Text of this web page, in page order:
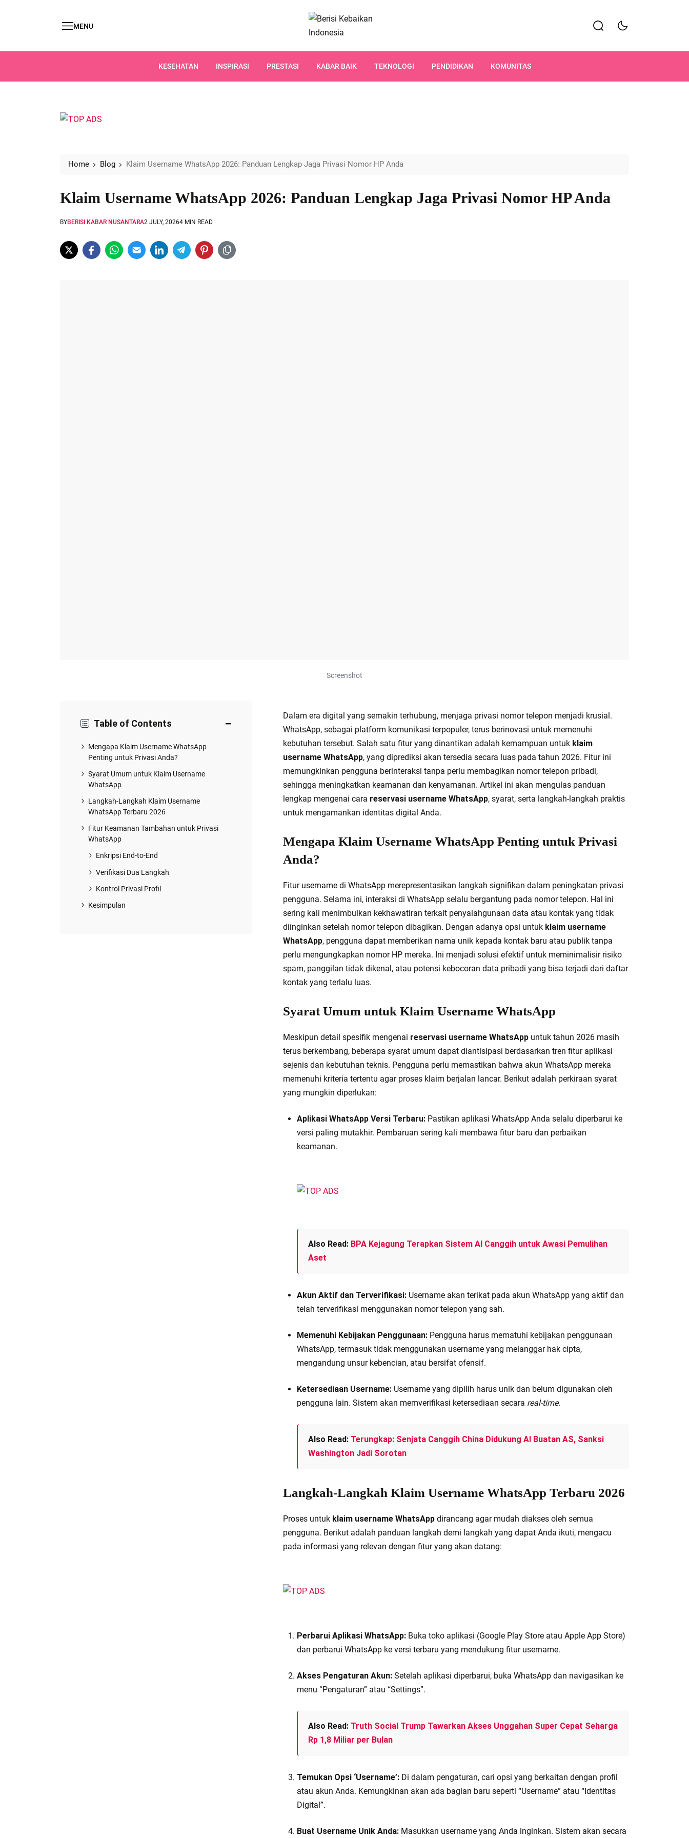
MENU
KESEHATAN INSPIRASI PRESTASI KABAR BAIK TEKNOLOGI PENDIDIKAN KOMUNITAS
Home Blog Klaim Username WhatsApp 2026: Panduan Lengkap Jaga Privasi Nomor HP Anda
Klaim Username WhatsApp 2026: Panduan Lengkap Jaga Privasi Nomor HP Anda
BYBERISI KABAR NUSANTARA2 JULY, 20264 MIN READ
Screenshot
Table of Contents −
Mengapa Klaim Username WhatsApp
Penting untuk Privasi Anda?
Syarat Umum untuk Klaim Username
WhatsApp
Langkah-Langkah Klaim Username
WhatsApp Terbaru 2026
Fitur Keamanan Tambahan untuk Privasi
WhatsApp
Enkripsi End-to-End
Verifikasi Dua Langkah
Kontrol Privasi Profil
Kesimpulan
Dalam era digital yang semakin terhubung, menjaga privasi nomor telepon menjadi krusial.
WhatsApp, sebagai platform komunikasi terpopuler, terus berinovasi untuk memenuhi
kebutuhan tersebut. Salah satu fitur yang dinantikan adalah kemampuan untuk klaim
username WhatsApp, yang diprediksi akan tersedia secara luas pada tahun 2026. Fitur ini
memungkinkan pengguna berinteraksi tanpa perlu membagikan nomor telepon pribadi,
sehingga meningkatkan keamanan dan kenyamanan. Artikel ini akan mengulas panduan
lengkap mengenai cara reservasi username WhatsApp, syarat, serta langkah-langkah praktis
untuk mengamankan identitas digital Anda.
Mengapa Klaim Username WhatsApp Penting untuk Privasi
Anda?
Fitur username di WhatsApp merepresentasikan langkah signifikan dalam peningkatan privasi
pengguna. Selama ini, interaksi di WhatsApp selalu bergantung pada nomor telepon. Hal ini
sering kali menimbulkan kekhawatiran terkait penyalahgunaan data atau kontak yang tidak
diinginkan setelah nomor telepon dibagikan. Dengan adanya opsi untuk klaim username
WhatsApp, pengguna dapat memberikan nama unik kepada kontak baru atau publik tanpa
perlu mengungkapkan nomor HP mereka. Ini menjadi solusi efektif untuk meminimalisir risiko
spam, panggilan tidak dikenal, atau potensi kebocoran data pribadi yang bisa terjadi dari daftar
kontak yang terlalu luas.
Syarat Umum untuk Klaim Username WhatsApp
Meskipun detail spesifik mengenai reservasi username WhatsApp untuk tahun 2026 masih
terus berkembang, beberapa syarat umum dapat diantisipasi berdasarkan tren fitur aplikasi
sejenis dan kebutuhan teknis. Pengguna perlu memastikan bahwa akun WhatsApp mereka
memenuhi kriteria tertentu agar proses klaim berjalan lancar. Berikut adalah perkiraan syarat
yang mungkin diperlukan:
Aplikasi WhatsApp Versi Terbaru: Pastikan aplikasi WhatsApp Anda selalu diperbarui ke
versi paling mutakhir. Pembaruan sering kali membawa fitur baru dan perbaikan
keamanan.
Also Read: BPA Kejagung Terapkan Sistem AI Canggih untuk Awasi Pemulihan
Aset
Akun Aktif dan Terverifikasi: Username akan terikat pada akun WhatsApp yang aktif dan
telah terverifikasi menggunakan nomor telepon yang sah.
Memenuhi Kebijakan Penggunaan: Pengguna harus mematuhi kebijakan penggunaan
WhatsApp, termasuk tidak menggunakan username yang melanggar hak cipta,
mengandung unsur kebencian, atau bersifat ofensif.
Ketersediaan Username: Username yang dipilih harus unik dan belum digunakan oleh
pengguna lain. Sistem akan memverifikasi ketersediaan secara real-time.
Also Read: Terungkap: Senjata Canggih China Didukung AI Buatan AS, Sanksi
Washington Jadi Sorotan
Langkah-Langkah Klaim Username WhatsApp Terbaru 2026
Proses untuk klaim username WhatsApp dirancang agar mudah diakses oleh semua
pengguna. Berikut adalah panduan langkah demi langkah yang dapat Anda ikuti, mengacu
pada informasi yang relevan dengan fitur yang akan datang:
Perbarui Aplikasi WhatsApp: Buka toko aplikasi (Google Play Store atau Apple App Store)
dan perbarui WhatsApp ke versi terbaru yang mendukung fitur username.
Akses Pengaturan Akun: Setelah aplikasi diperbarui, buka WhatsApp dan navigasikan ke
menu “Pengaturan” atau “Settings”.
Also Read: Truth Social Trump Tawarkan Akses Unggahan Super Cepat Seharga
Rp 1,8 Miliar per Bulan
Temukan Opsi ‘Username’: Di dalam pengaturan, cari opsi yang berkaitan dengan profil
atau akun Anda. Kemungkinan akan ada bagian baru seperti “Username” atau “Identitas
Digital”.
Buat Username Unik Anda: Masukkan username yang Anda inginkan. Sistem akan secara